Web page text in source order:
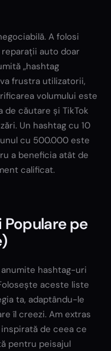
A folosi
auto doar
„hashtag
frustra utilizatorii,
volumului este
de căutare și TikTok
Un hashtag cu 10
cu 500.000 este
a beneficia atât de
calificat.
pe
hashtag-uri
aceste liste
ta, adaptându-le
îl creezi. Am extras
de ceea ce
pentru peisajul